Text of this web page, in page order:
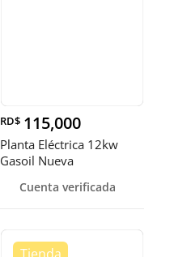
RD$ 115,000
Planta Eléctrica 12kw
Gasoil Nueva
Cuenta verificada